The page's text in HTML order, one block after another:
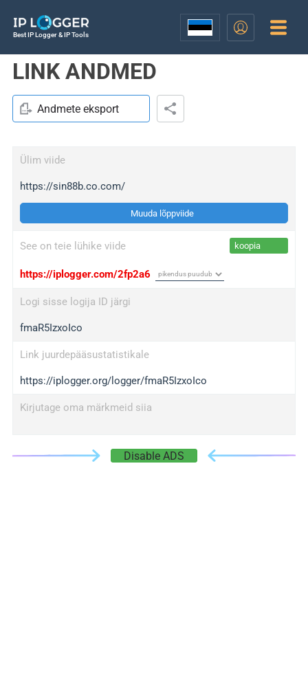
Best IP Logger & IP Tools
LINK ANDMED
Andmete eksport
Ülim viide
https://sin88b.co.com/
Muuda lõppviide
See on teie lühike viide koopia
https://iplogger.com/2fp2a6
Logi sisse logija ID järgi
fmaR5IzxoIco
Link juurdepääsustatistikale
https://iplogger.org/logger/fmaR5IzxoIco
Kirjutage oma märkmeid siia
Disable ADS